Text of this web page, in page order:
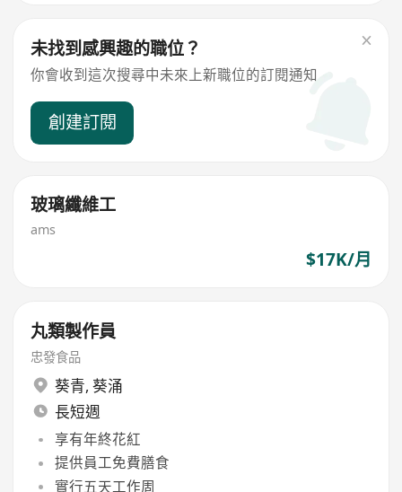
未找到感興趣的職位？
你會收到這次搜尋中未來上新職位的訂閱通知
創建訂閱
玻璃纖維工
ams
$17K/月
丸類製作員
忠發食品
葵青, 葵涌
長短週
享有年終花紅
提供員工免費膳食
實行五天工作周